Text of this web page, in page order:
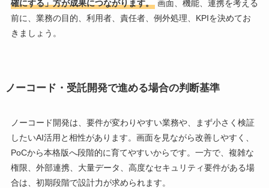
確にする」方が成果につながります。画面、機能、連携を考える
前に、業務の目的、利用者、責任者、例外処理、KPIを決めてお
きましょう。
ノーコード・受託開発で進める場合の判断基準
ノーコード開発は、要件が変わりやすい業務や、まず小さく検証
したいAI活用と相性があります。画面を見ながら改善しやすく、
PoCから本格版へ段階的に育てやすいからです。一方で、複雑な
権限、外部連携、大量データ、高度なセキュリティ要件がある場
合は、初期段階で設計力が求められます。